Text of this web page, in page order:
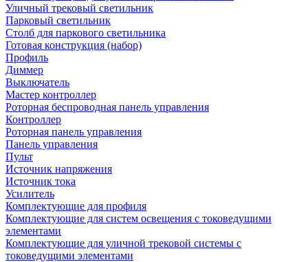
Уличный трековый светильник
Парковый светильник
Столб для паркового светильника
Готовая конструкция (набор)
Профиль
Диммер
Выключатель
Мастер контроллер
Роторная беспроводная панель управления
Контроллер
Роторная панель управления
Панель управления
Пульт
Источник напряжения
Источник тока
Усилитель
Комплектующие для профиля
Комплектующие для систем освещения с токоведущими
элементами
Комплектующие для уличной трековой системы с
токоведущими элементами